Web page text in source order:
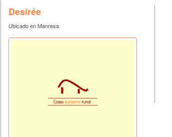
Desirée
Ubicado en Manresa